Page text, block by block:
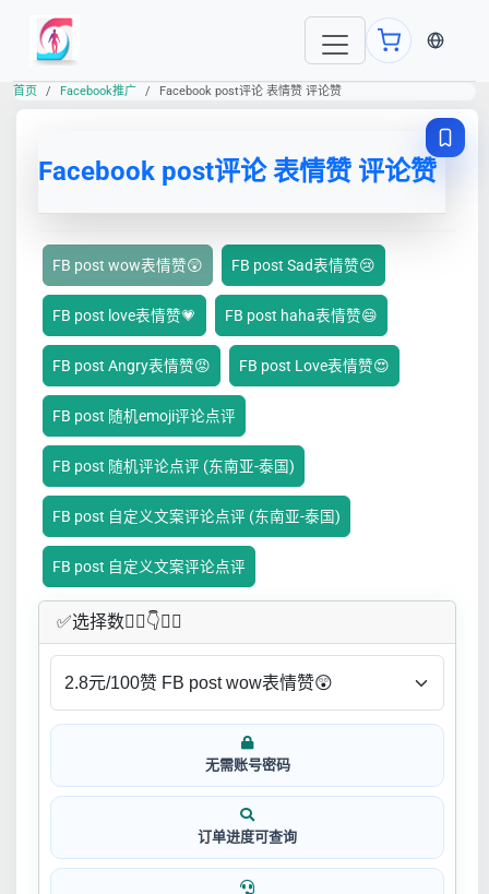
当前语
首页 Facebook推广 Facebook post评论 表情赞 评论赞
Facebook post评论 表情赞 评论赞
FB post wow表情赞😲 FB post Sad表情赞😢
FB post love表情赞💗 FB post haha表情赞😄
FB post Angry表情赞😡 FB post Love表情赞😍
FB post 随机emoji评论点评
FB post 随机评论点评 (东南亚-泰国)
FB post 自定义文案评论点评 (东南亚-泰国)
FB post 自定义文案评论点评
✅​选择数👇🏻​​👇👇🏻​​
无需账号密码
订单进度可查询